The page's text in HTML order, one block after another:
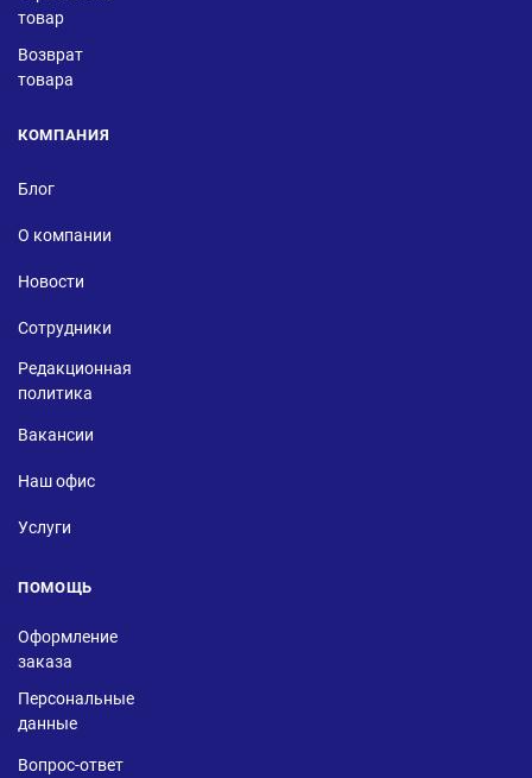
товар
Возврат
товара
КОМПАНИЯ
Блог
О компании
Новости
Сотрудники
Редакционная
политика
Вакансии
Наш офис
Услуги
ПОМОЩЬ
Оформление
заказа
Персональные
данные
Вопрос-ответ